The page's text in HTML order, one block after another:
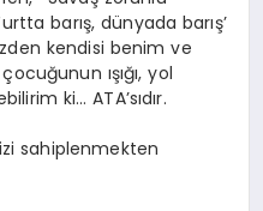
barış, dünyada barış’
kendisi benim ve
ışığı, yol
ki… ATA’sıdır.
sahiplenmekten